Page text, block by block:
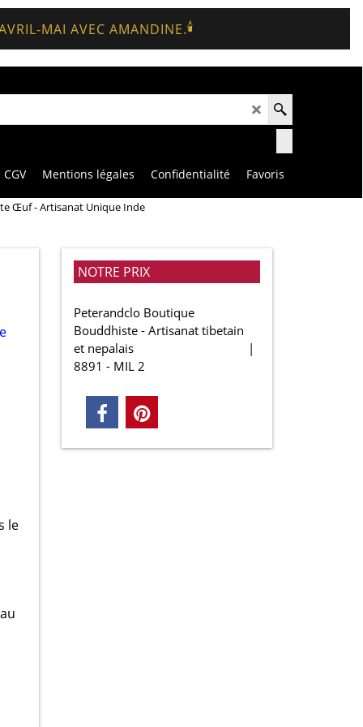
MAI AVEC AMANDINE.🕯️
CGV Mentions légales Confidentialité Favoris
Œuf - Artisanat Unique Inde
le
NOTRE PRIX
Peterandclo Boutique
Bouddhiste - Artisanat tibetain
et nepalais
8891 - MIL 2